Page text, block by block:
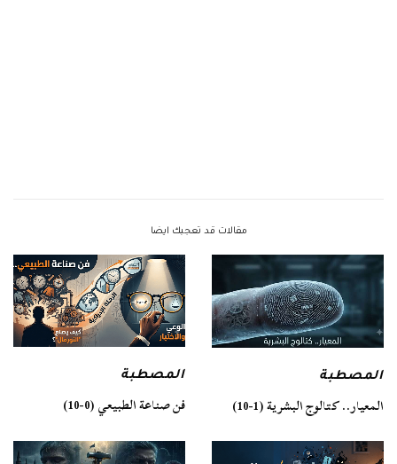
مقالات قد تعجبك ايضا
المصطبة
المعيار.. كتالوج البشرية (1-10)
المصطبة
فن صناعة الطبيعي (0-10)